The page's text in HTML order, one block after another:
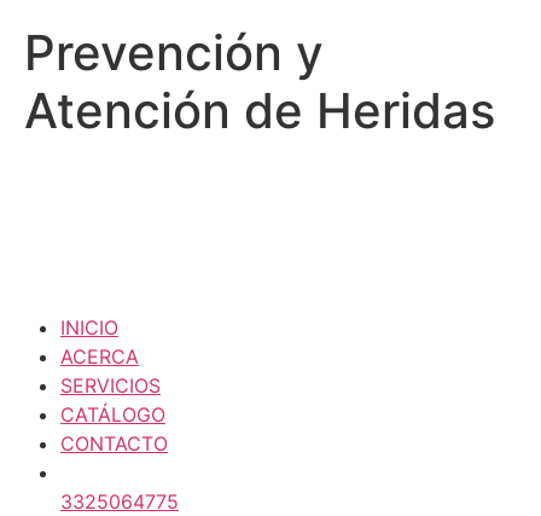
Prevención y
Atención de Heridas
INICIO
ACERCA
SERVICIOS
CATÁLOGO
CONTACTO
3325064775